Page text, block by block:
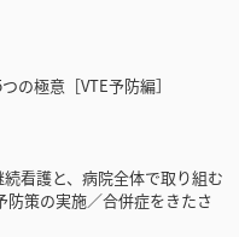
の極意［VTE予防編］
看護と、病院全体で取り組む
策の実施／合併症をきたさ